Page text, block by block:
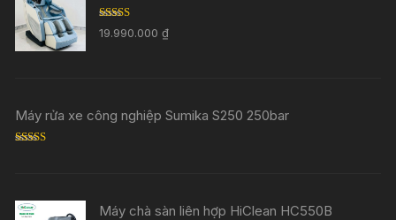
Rated5.00
out of 5
19.990.000₫
Máy rửa xe công nghiệp Sumika S250 250bar
Máy chà sàn liên hợp HiClean HC550B